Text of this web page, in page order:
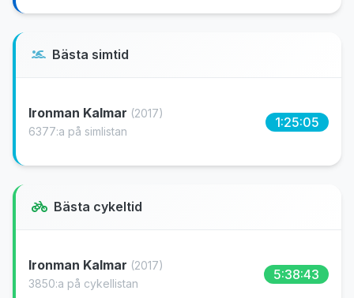
Bästa simtid
Ironman Kalmar (2017)
6377:a på simlistan
1:25:05
Bästa cykeltid
Ironman Kalmar (2017)
3850:a på cykellistan
5:38:43